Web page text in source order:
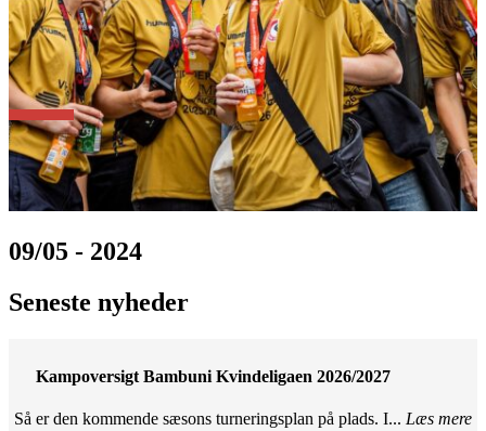
09/05 - 2024
Seneste nyheder
Kampoversigt Bambuni Kvindeligaen 2026/2027
Så er den kommende sæsons turneringsplan på plads. I... Læs mere